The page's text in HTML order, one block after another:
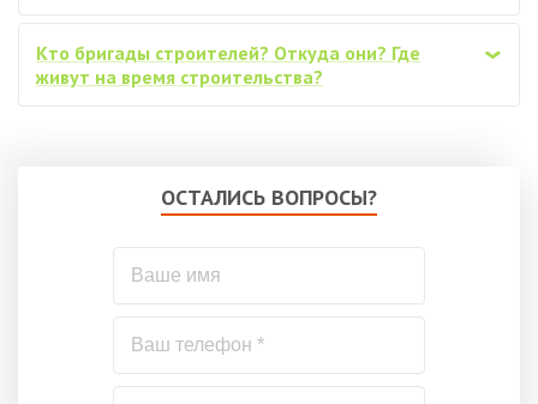
‹
Кто бригады строителей? Откуда они? Где
живут на время строительства?
ОСТАЛИСЬ ВОПРОСЫ?